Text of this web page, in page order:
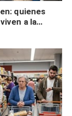
quienes
a la